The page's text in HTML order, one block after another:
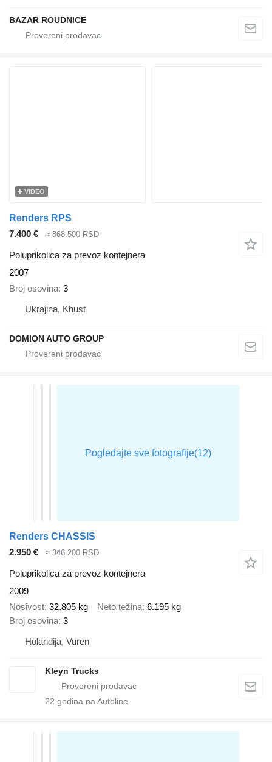
BAZAR ROUDNICE
VIDEO
Renders RPS
7.400 €
≈ 868.500 RSD
Poluprikolica za prevoz kontejnera
2007
Broj osovina 3
Ukrajina, Khust
DOMION AUTO GROUP
Renders CHASSIS
2.950 €
≈ 346.200 RSD
Poluprikolica za prevoz kontejnera
2009
Nosivost 32.805 kg Neto težina 6.195 kg
Broj osovina 3
Holandija, Vuren
Kleyn Trucks
22 godina na Autoline